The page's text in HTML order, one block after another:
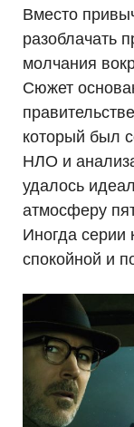
Вместо
разоблачать
молчания
Сюжет
который был
НЛО и
удалось
атмосферу
Иногда серии
спокойной и